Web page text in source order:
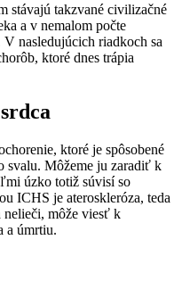
stávajú takzvané civilizačné
a v nemalom počte
nasledujúcich riadkoch sa
ktoré dnes trápia
ktoré je spôsobené
svalu. Môžeme ju zaradiť k
úzko totiž súvisí so
ICHS je ateroskleróza, teda
nelieči, môže viesť k
a úmrtiu.